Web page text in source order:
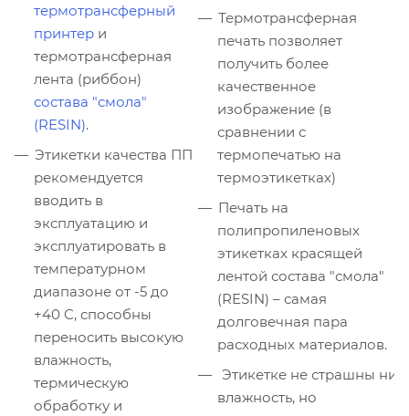
термотрансферный
принтер и
термотрансферная
лента (риббон)
состава "смола"
(RESIN).
Этикетки качества ПП
рекомендуется
вводить в
эксплуатацию и
эксплуатировать в
температурном
диапазоне от -5 до
+40 C, способны
переносить высокую
влажность,
термическую
обработку и
Термотрансферная
печать позволяет
получить более
качественное
изображение (в
сравнении с
термопечатью на
термоэтикетках)
Печать на
полипропиленовых
этикетках красящей
лентой состава "смола"
(RESIN) – самая
долговечная пара
расходных материалов.
влажность, но